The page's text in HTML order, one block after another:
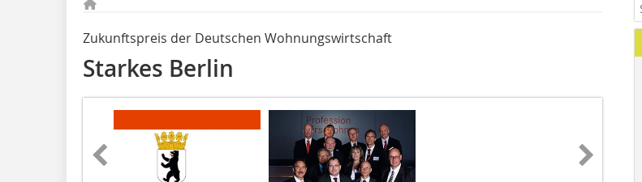
Zukunftspreis der Deutschen Wohnungswirtschaft
Starkes Berlin